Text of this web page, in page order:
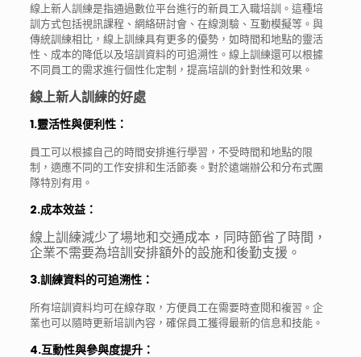
線上新人訓練是指通過數位平台進行的新員工入職培訓。這種培
訓方式包括視訊課程、網絡研討會、在線測驗、互動模擬等。與
傳統訓練相比，線上訓練具有更多的優勢，如時間和地點的靈活
性、成本的降低以及培訓資料的可追溯性。線上訓練還可以根據
不同員工的需求進行個性化定制，提高培訓的針對性和效果。
線上新人訓練的好處
1.靈活性與便利性：
員工可以根據自己的時間安排進行學習，不受時間和地點的限
制，適應不同的工作安排和生活節奏。對於遠端辦公和分布式團
隊特別有用。
2.成本效益：
線上訓練減少了場地和交通成本，同時節省了時間，
企業不需要為培訓安排額外的設施和後勤支援。
3.訓練資料的可追溯性：
所有培訓資料均可在線存取，方便員工在需要時查閱和複習。企
業也可以隨時更新培訓內容，確保員工獲得最新的信息和技能。
4.互動性與參與度提升：